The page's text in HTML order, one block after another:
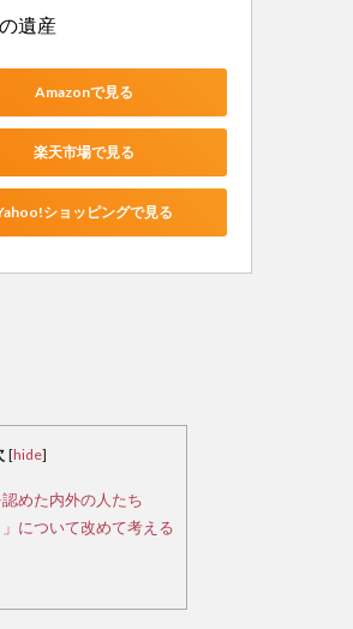
遺産
Amazonで見る
楽天市場で見る
ショッピングで見る
[hide]
めた内外の人たち
について改めて考える